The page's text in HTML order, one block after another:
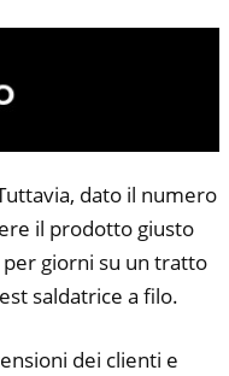
dato il numero
il prodotto giusto
giorni su un tratto
saldatrice a filo.
dei clienti e